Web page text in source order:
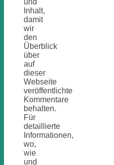
und
Inhalt,
damit
wir
den
Überblick
über
auf
dieser
Webseite
veröffentlichte
Kommentare
behalten.
Für
detaillierte
Informationen,
wo,
wie
und